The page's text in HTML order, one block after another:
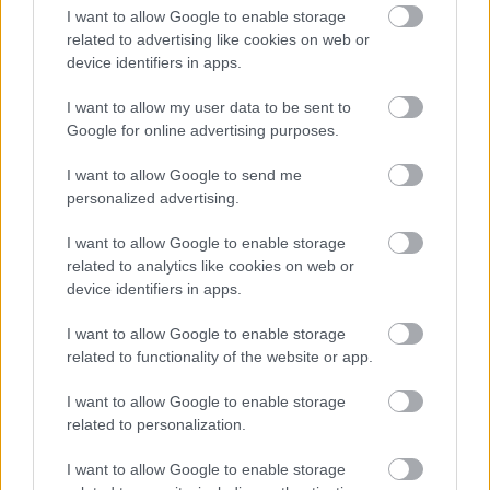
I want to allow Google to enable storage
related to advertising like cookies on web or
device identifiers in apps.
I want to allow my user data to be sent to
Google for online advertising purposes.
I want to allow Google to send me
personalized advertising.
I want to allow Google to enable storage
related to analytics like cookies on web or
device identifiers in apps.
I want to allow Google to enable storage
related to functionality of the website or app.
I want to allow Google to enable storage
related to personalization.
I want to allow Google to enable storage
Σας βομβαρδίζει ο σύντροφος σας με
αγάπη; Πότε το love bombing δείχνει
πρόβλημα
ΙΣΑ για έξαρση του ιού του Δυτικού
Νείλου στην Αττική: Ζητά άμεση